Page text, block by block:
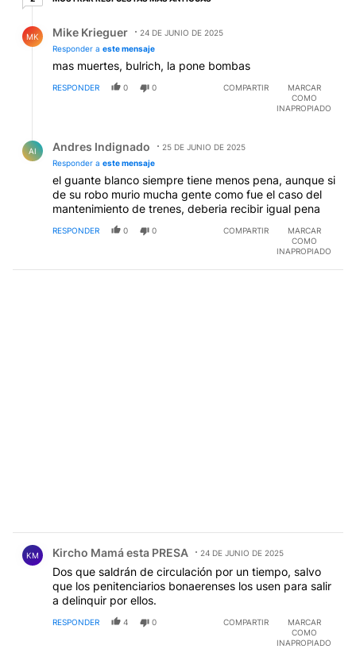
MK Mike Krieguer
24 DE JUNIO DE 2025
Responder a este mensaje
mas muertes, bulrich, la pone bombas
RESPONDER 0 0 COMPARTIR
MARCAR
COMO
INAPROPIADO
AI Andres Indignado
25 DE JUNIO DE 2025
Responder a este mensaje
el guante blanco siempre tiene menos pena, aunque si
de su robo murio mucha gente como fue el caso del
mantenimiento de trenes, deberia recibir igual pena
RESPONDER 0 0 COMPARTIR
MARCAR
COMO
INAPROPIADO
KM Kircho Mamá esta PRESA 24 DE JUNIO DE 2025
Dos que saldrán de circulación por un tiempo, salvo
que los penitenciarios bonaerenses los usen para salir
a delinquir por ellos.
RESPONDER 4 0 COMPARTIR
MARCAR
COMO
INAPROPIADO